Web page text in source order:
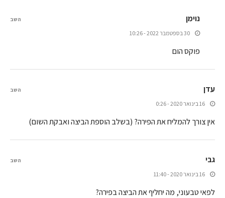
נוימן
30 בספטמבר 2022 - 10:26
פוקס הום
השב
עדן
16 בינואר 2020 - 0:26
אין צורך להמליח את הפירה? (בשלב הוספת הביצה ואבקת השום)
השב
גבי
16 בינואר 2020 - 11:40
לפאי טבעוני, מה יחליף את הביצה בפירה?
השב